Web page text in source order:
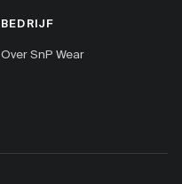
BEDRIJF
Over SnP Wear